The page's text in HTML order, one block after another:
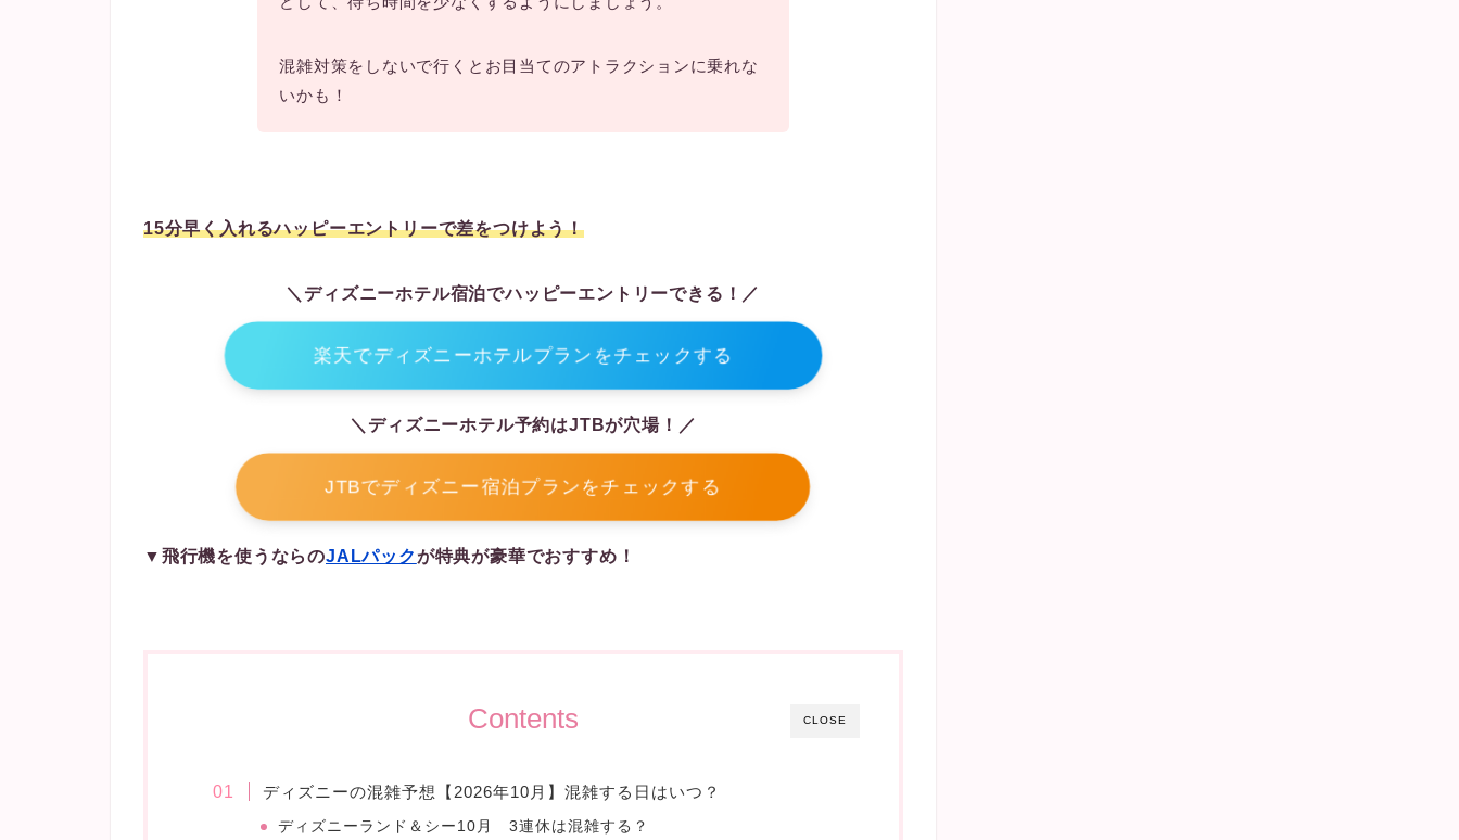
混雑対策をしないで行くとお目当てのアトラクションに乗れな
いかも！
15分早く入れるハッピーエントリーで差をつけよう！
＼ディズニーホテル宿泊でハッピーエントリーできる！／
楽天でディズニーホテルプランをチェックする
＼ディズニーホテル予約はJTBが穴場！／
JTBでディズニー宿泊プランをチェックする
▼飛行機を使うならのJALパックが特典が豪華でおすすめ！
CLOSE
Contents
ディズニーの混雑予想【2026年10月】混雑する日はいつ？
ディズニーランド＆シー10月 3連休は混雑する？